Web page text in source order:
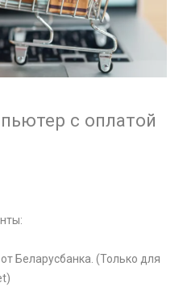
с оплатой
Беларусбанка. (Только для